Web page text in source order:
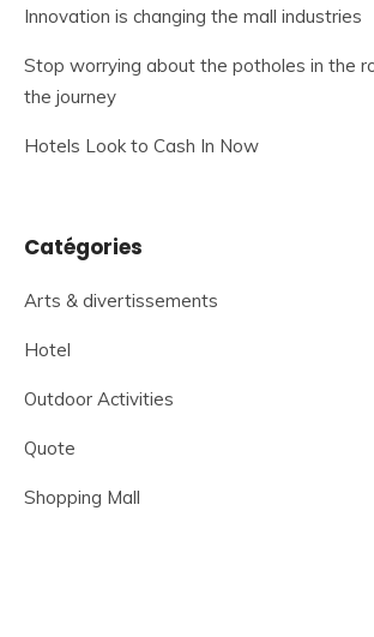
Innovation is changing the mall industries
Stop worrying about the potholes in the
the journey
Hotels Look to Cash In Now
Catégories
Arts & divertissements
Hotel
Outdoor Activities
Quote
Shopping Mall